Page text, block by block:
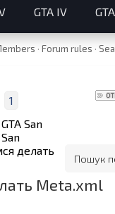
GTA IV
· Forum rules ·
1
GTA San
делать
Meta.xml